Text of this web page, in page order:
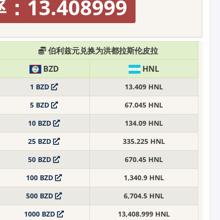
：13.408999
伯利兹元兑换为洪都拉斯伦皮拉
BZD
HNL
1 BZD
13.409 HNL
5 BZD
67.045 HNL
10 BZD
134.09 HNL
25 BZD
335.225 HNL
50 BZD
670.45 HNL
100 BZD
1,340.9 HNL
500 BZD
6,704.5 HNL
1000 BZD
13,408.999 HNL